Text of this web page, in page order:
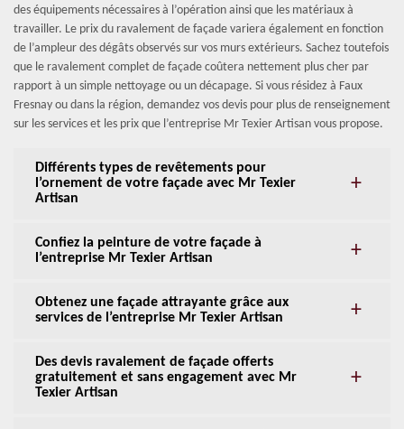
des équipements nécessaires à l’opération ainsi que les matériaux à
travailler. Le prix du ravalement de façade variera également en fonction
de l’ampleur des dégâts observés sur vos murs extérieurs. Sachez toutefois
que le ravalement complet de façade coûtera nettement plus cher par
rapport à un simple nettoyage ou un décapage. Si vous résidez à Faux
Fresnay ou dans la région, demandez vos devis pour plus de renseignement
sur les services et les prix que l’entreprise Mr Texier Artisan vous propose.
Différents types de revêtements pour
l’ornement de votre façade avec Mr Texier
Artisan
Confiez la peinture de votre façade à
l’entreprise Mr Texier Artisan
Obtenez une façade attrayante grâce aux
services de l’entreprise Mr Texier Artisan
Des devis ravalement de façade offerts
gratuitement et sans engagement avec Mr
Texier Artisan